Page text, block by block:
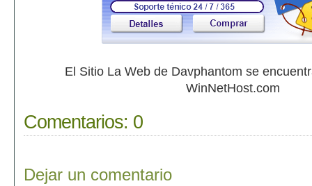
El Sitio La Web de Davphantom se
WinNetHost.com
Comentarios: 0
Dejar un comentario